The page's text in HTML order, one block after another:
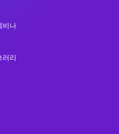
비나
러리